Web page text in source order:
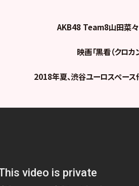
AKB48 Team8山田菜
映画「黒看（クロカ
2018年夏、渋谷ユーロスペース